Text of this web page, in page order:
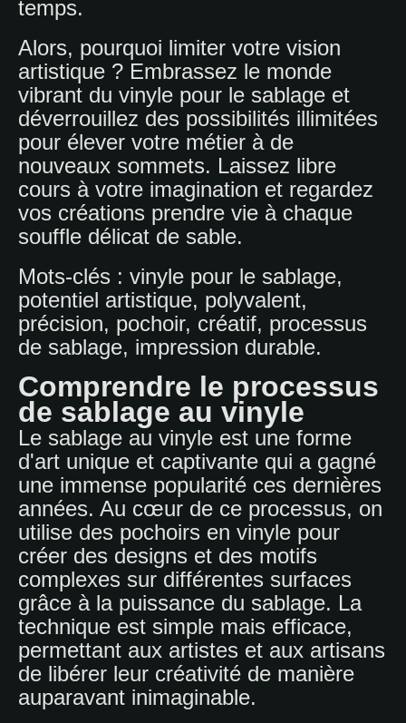
temps.
Alors, pourquoi limiter votre vision
artistique ? Embrassez le monde
vibrant du vinyle pour le sablage et
déverrouillez des possibilités illimitées
pour élever votre métier à de
nouveaux sommets. Laissez libre
cours à votre imagination et regardez
vos créations prendre vie à chaque
souffle délicat de sable.
Mots-clés : vinyle pour le sablage,
potentiel artistique, polyvalent,
précision, pochoir, créatif, processus
de sablage, impression durable.
Comprendre le processus
de sablage au vinyle
Le sablage au vinyle est une forme
d'art unique et captivante qui a gagné
une immense popularité ces dernières
années. Au cœur de ce processus, on
utilise des pochoirs en vinyle pour
créer des designs et des motifs
complexes sur différentes surfaces
grâce à la puissance du sablage. La
technique est simple mais efficace,
permettant aux artistes et aux artisans
de libérer leur créativité de manière
auparavant inimaginable.